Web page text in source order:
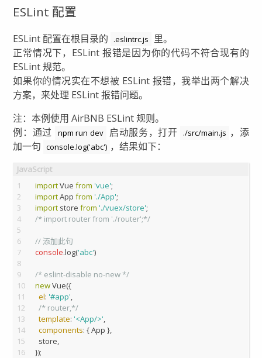
ESLint 配置
ESLint 配置在根目录的 .eslintrc.js
里。
正常情况下，ESLint 报错是因为你的代码不符合现有的
ESLint 规范。
如果你的情况实在不想被 ESLint 报错，我举出两个解决
方案，来处理 ESLint 报错问题。
注：本例使用 AirBNB ESLint 规则。
例：通过
npm run dev 启动服务，打开 ./src/main.js ，添
加一句 console.log('abc') ，结果如下：
1
2
3
4
5
6
7
8
9
10
11
12
13
14
15
16
import Vue from 'vue';
import App from './App';
import store from './vuex/store';
/* import router from './router';*/
// 添加此句
console.log('abc')
/* eslint-disable no-new */
new Vue({
el: '#app',
/* router,*/
template: '<App/>',
components: { App },
  store,
});